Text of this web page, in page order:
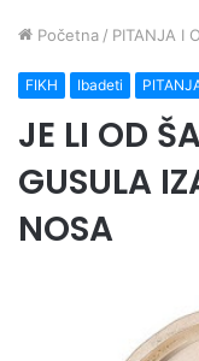
Početna / PITANJA I
FIKH Ibadeti
JE LI OD
GUSULA
NOSA